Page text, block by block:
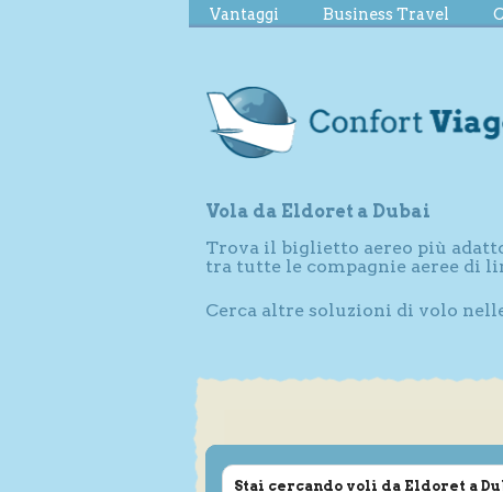
Vantaggi Business Travel
Vola da Eldoret a Dubai
Trova il biglietto aereo più
tra tutte le compagnie aeree di
Cerca altre soluzioni di volo
Stai cercando voli da Eldoret a